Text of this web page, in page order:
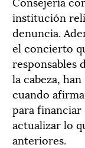
institución
denuncia.
el concierto
responsables
la cabeza,
cuando
para
actualizar lo
anteriores.